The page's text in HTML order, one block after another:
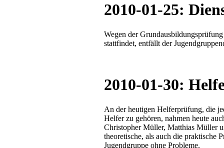
2010-01-25:
Wegen der
stattfindet, entfällt der
2010-01-30:
An der heutigen Helferprüfung, die
Helfer zu gehören, nahmen heute
Christopher Müller, Matthias Müller
theoretische, als auch die praktische
Jugendgruppe ohne Probleme.